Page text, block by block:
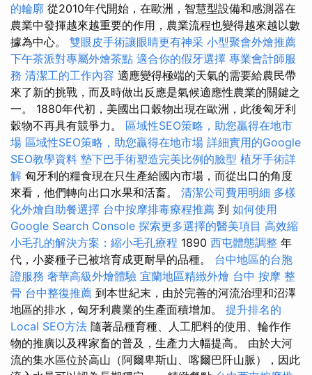
的輪廓 從2010年代開始，在歐洲，智慧型設備和感測器在
農業中發揮越來越重要的作用，農業流程也變得越來越以數
據為中心。 雙眼皮手術讓眼睛更有神采 小型聚會外燴推薦
下午茶派對專屬外燴茶點 適合你的假牙選擇 專業會計師服
務 清潔工的工作內容 適應變得極端的天氣的需要給農民帶
來了新的挑戰，而及時做出反應是氣候適應性農業的關鍵之
一。 1880年代初，美國出口穀物出現在歐洲，此後匈牙利
穀物不再具有競爭力。 區域性SEO策略，助您贏得在地市
場 區域性SEO策略，助您贏得在地市場 詳細實用的Google
SEO教學資料 墊下巴手術塑造完美比例的臉型 植牙手術詳
解 匈牙利的糧食現在只生產給國內市場，而從出口的角度
來看，他們轉向出口水果和活畜。 清潔公司費用明細 多樣
化外燴自助餐選擇 台中按摩排毒療程推薦 到 如何使用
Google Search Console 探索更多選擇的醫美項目 高效縮
小毛孔的解決方案：縮小毛孔療程 1890 西屯體態調整 年
代，小麥種子已被培育成更耐旱的品種。 台中地區的台胞
證服務 奢華高級外燴體驗 宜蘭地區精緻外燴 台中 按摩 整
骨 台中整復推薦 到本世紀末，由於完善的河流治理和沼澤
地區的排水，匈牙利農業的生產面積增加。 提升排名的
Local SEO方法 隨著品種育種、人工肥料的使用、輪作作
物的推廣以及稗家畜的普及，生產力大幅提高。 由於大河
流的集水區位於高山（阿爾卑斯山、喀爾巴阡山脈），因此